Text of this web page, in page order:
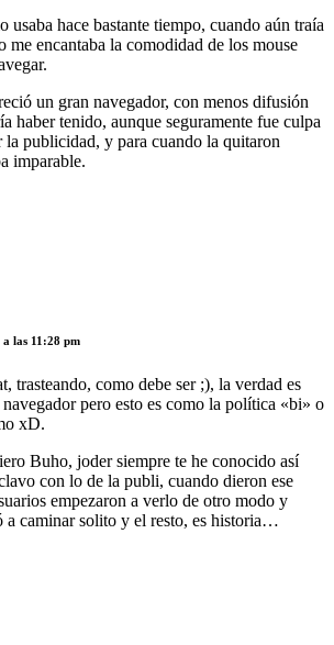
usaba hace bastante tiempo, cuando aún traía
me encantaba la comodidad de los mouse
un gran navegador, con menos difusión
haber tenido, aunque seguramente fue culpa
publicidad, y para cuando la quitaron
imparable.
las 11:28 pm
trasteando, como debe ser ;), la verdad es
pero esto es como la política «bi» o
xD.
Buho, joder siempre te he conocido así
con lo de la publi, cuando dieron ese
empezaron a verlo de otro modo y
a caminar solito y el resto, es historia…